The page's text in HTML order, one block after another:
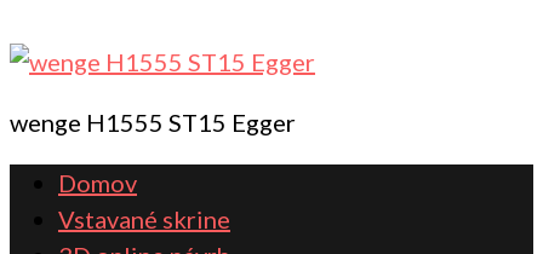
wenge H1555 ST15 Egger
Domov
Vstavané skrine